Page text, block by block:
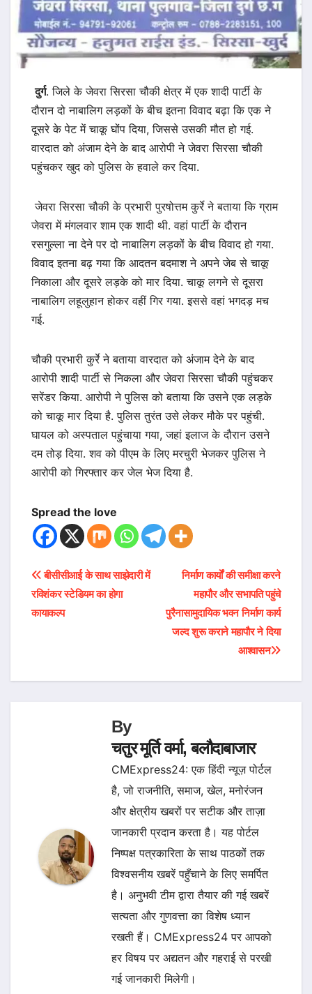
दुर्ग. जिले के जेवरा सिरसा चौकी क्षेत्र में एक शादी पार्टी के
दौरान दो नाबालिग लड़कों के बीच इतना विवाद बढ़ा कि एक ने
दूसरे के पेट में चाकू घोंप दिया, जिससे उसकी मौत हो गई.
वारदात को अंजाम देने के बाद आरोपी ने जेवरा सिरसा चौकी
पहुंचकर खुद को पुलिस के हवाले कर दिया.
जेवरा सिरसा चौकी के प्रभारी पुरषोत्तम कुर्रे ने बताया कि ग्राम
जेवरा में मंगलवार शाम एक शादी थी. वहां पार्टी के दौरान
रसगुल्ला ना देने पर दो नाबालिग लड़कों के बीच विवाद हो गया.
विवाद इतना बढ़ गया कि आदतन बदमाश ने अपने जेब से चाकू
निकाला और दूसरे लड़के को मार दिया. चाकू लगने से दूसरा
नाबालिग लहूलुहान होकर वहीं गिर गया. इससे वहां भगदड़ मच
गई.
चौकी प्रभारी कुर्रे ने बताया वारदात को अंजाम देने के बाद
आरोपी शादी पार्टी से निकला और जेवरा सिरसा चौकी पहुंचकर
सरेंडर किया. आरोपी ने पुलिस को बताया कि उसने एक लड़के
को चाकू मार दिया है. पुलिस तुरंत उसे लेकर मौके पर पहुंची.
घायल को अस्पताल पहुंचाया गया, जहां इलाज के दौरान उसने
दम तोड़ दिया. शव को पीएम के लिए मरचुरी भेजकर पुलिस ने
आरोपी को गिरफ्तार कर जेल भेज दिया है.
Spread the love
Post
navigation
निर्माण कार्यों की समीक्षा करने
महापौर और सभापति पहुंचे
पुरैनासामुदायिक भवन निर्माण कार्य
जल्द शुरू कराने महापौर ने दिया
आश्वासन
बीसीसीआई के साथ साझेदारी में
रविशंकर स्टेडियम का होगा
कायाकल्प
By
चतुर मूर्ति वर्मा, बलौदाबाजार
CMExpress24: एक हिंदी न्यूज़ पोर्टल
है, जो राजनीति, समाज, खेल, मनोरंजन
और क्षेत्रीय खबरों पर सटीक और ताज़ा
जानकारी प्रदान करता है। यह पोर्टल
निष्पक्ष पत्रकारिता के साथ पाठकों तक
विश्वसनीय खबरें पहुँचाने के लिए समर्पित
है। अनुभवी टीम द्वारा तैयार की गई खबरें
सत्यता और गुणवत्ता का विशेष ध्यान
रखती हैं। CMExpress24 पर आपको
हर विषय पर अद्यतन और गहराई से परखी
गई जानकारी मिलेगी।